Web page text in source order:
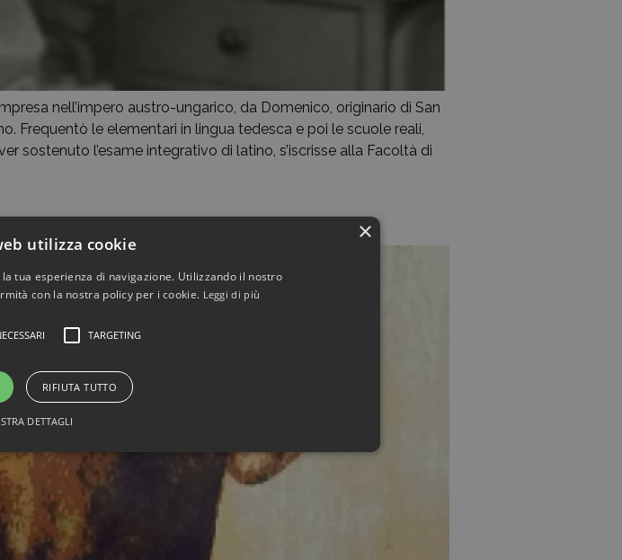
nell’impero austro-ungarico, da Domenico, originario di San
Frequentò le elementari in lingua tedesca e poi le scuole reali,
sostenuto l’esame integrativo di latino, s’iscrisse alla Facoltà di
×
utilizza cookie
tua esperienza di navigazione. Utilizzando il nostro
con la nostra policy per i cookie. Leggi di più
TARGETING
RIFIUTA TUTTO
DETTAGLI